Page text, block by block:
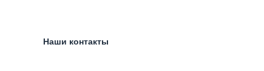
Наши контакты